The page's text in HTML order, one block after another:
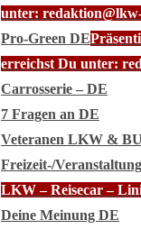
unter:
Pro-Green DE
erreichst Du unter:
Carrosserie – DE
7 Fragen an DE
Veteranen LKW &
Freizeit-/
LKW – Reisecar –
Deine Meinung DE